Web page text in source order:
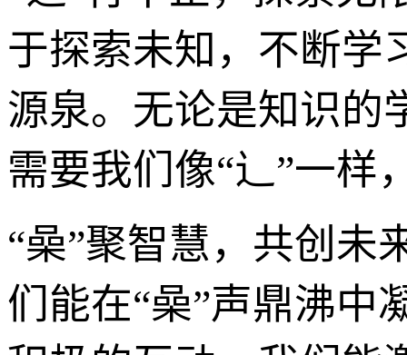
于探索未知，不断学
源泉。无论是知识的
需要我们像“辶”一样
“喿”聚智慧，共创未
们能在“喿”声鼎沸中